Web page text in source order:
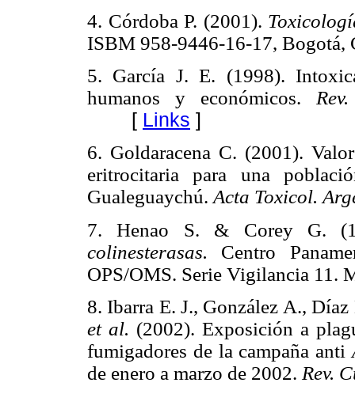
4. Córdoba P. (2001).
ISBM 958-9446-16-17, Bogotá,
5. García J. E. (1998).
humanos y económicos.
[ Links ]
6. Goldaracena C. (2001).
eritrocitaria para una
Gualeguaychú.Acta Toxicol.
7. Henao S. & Corey G.
colinesterasas. Centro
OPS/OMS. Serie Vigilancia 11.
8. Ibarra E. J., González A.,
et al. (2002). Exposición a
fumigadores de la campaña anti
de enero a marzo de 2002. Rev.